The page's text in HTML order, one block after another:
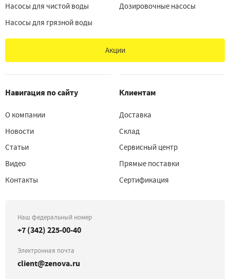
Насосы для чистой воды
Насосы для грязной воды
Дозировочные насосы
Акции
Навигация по сайту
О компании
Новости
Статьи
Видео
Контакты
Клиентам
Доставка
Склад
Сервисный центр
Прямые поставки
Сертификация
Наш федеральный номер
+7 (342) 225-00-40
Электронная почта
client@zenova.ru